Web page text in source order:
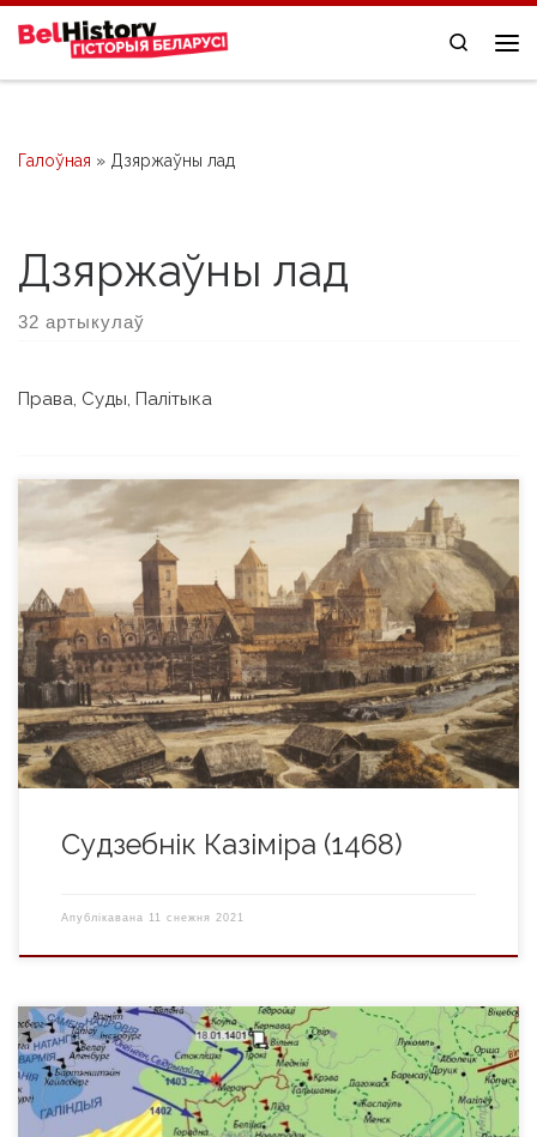
Skip to content
Search
Галоўная » Дзяржаўны лад
Дзяржаўны лад
32 артыкулаў
Права, Суды, Палітыка
29 лютага 1468 г. – выданне Судзебніка (Статута) Казіміра
Ягайлавіча Да 1468 г. адносіцца першы, які дайшоў да
нашага нашага часу, помнік права ВКЛ, вядомы як
Судзебнік Казіміра. Негледзячы на невялікі аб’ем (7 з
невялікім старонак) ён з’яўляецца каштоўнейшай крыніцай
па гісторыі права Вялікага княства. Ён адлюстраваў нормы
літоўскага звычаёвага […]
Судзебнік Казіміра (1468)
Апублікавана 11 снежня 2021
Унутраная палітыка. Бітва на Ворскле скончылася паразай,
якая парушыла далёкасяжныя планы Вітаўта і перакрыла
шлях да яго ўсходнееўрапейскай гегемоніі. З іншага боку,